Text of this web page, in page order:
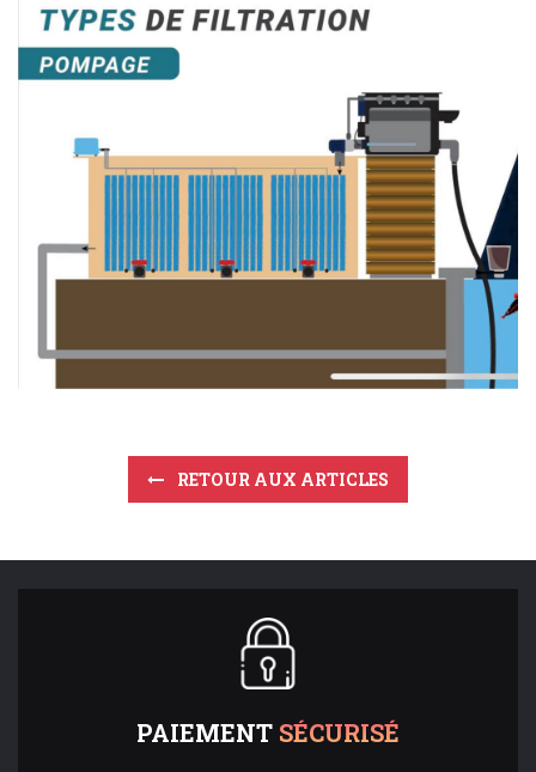
RETOUR AUX ARTICLES
PAIEMENT SÉCURISÉ